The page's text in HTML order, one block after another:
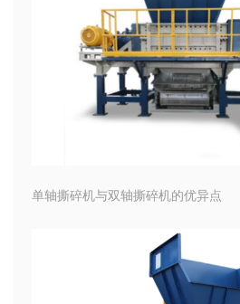
单轴撕碎机与双轴撕碎机的优异点